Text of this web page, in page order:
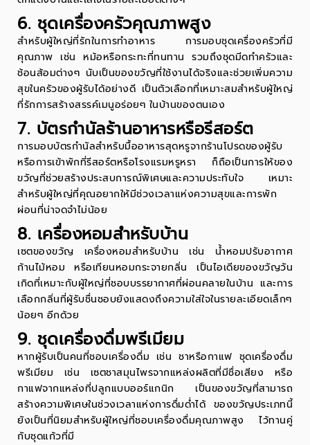
6. ชุดเครื่องครัวคุณภาพสูง
สำหรับผู้ใหญ่ที่รักในการทำอาหาร การมอบชุดเครื่องครัวที่มี
คุณภาพ เช่น หม้อหรือกระทะที่ทนทาน รวมถึงชุดมีดทำครัวและ
ช้อนส้อมต่างๆ นับเป็นของขวัญที่ใช้งานได้จริงและช่วยเพิ่มความ
สุขในครัวของผู้รับได้อย่างดี เป็นตัวเลือกที่เหมาะสมสำหรับผู้ใหญ่
ที่รักการสร้างสรรค์เมนูอร่อยๆ ในบ้านของตนเอง
7. บัตรกำนัลร้านอาหารหรือรีสอร์ต
การมอบบัตรกำนัลสำหรับมื้ออาหารสุดหรูจากร้านโปรดของผู้รับ
หรือการเข้าพักที่รีสอร์ตหรือโรงแรมหรูหรา ก็ถือเป็นการให้ของ
ขวัญที่ช่วยสร้างประสบการณ์พิเศษและความประทับใจ เหมาะ
สำหรับผู้ใหญ่ที่คุณอยากให้มีช่วงเวลาแห่งความสุขและการพัก
ผ่อนที่น่าจดจำไม่น้อย
8. เครื่องหอมสำหรับบ้าน
เซตของขวัญ เครื่องหอมสำหรับบ้าน เช่น น้ำหอมปรับอากาศ
ก้านไม้หอม หรือเทียนหอมกระจายกลิ่น เป็นไอเดียของขวัญวัน
เกิดที่เหมาะกับผู้ใหญ่ที่ชอบบรรยากาศที่ผ่อนคลายในบ้าน และการ
เลือกกลิ่นที่ผู้รับชื่นชอบยังแสดงถึงความใส่ใจในรายละเอียดเล็กๆ
น้อยๆ อีกด้วย
9. ชุดเครื่องดื่มพรีเมียม
หากผู้รับเป็นคนที่ชอบเครื่องดื่ม เช่น ชาหรือกาแฟ ชุดเครื่องดื่ม
พรีเมียม เช่น เซตชาสมุนไพรจากแหล่งผลิตที่มีชื่อเสียง หรือ
กาแฟจากแหล่งที่ปลูกแบบออร์แกนิก เป็นของขวัญที่สามารถ
สร้างความพิเศษในช่วงเวลาแห่งการดื่มด่ำได้ ของขวัญประเภทนี้
ยังเป็นที่นิยมสำหรับผู้ใหญ่ที่ชอบเครื่องดื่มคุณภาพสูง ไว้ทานคู่
กับชุดแก้วที่มี